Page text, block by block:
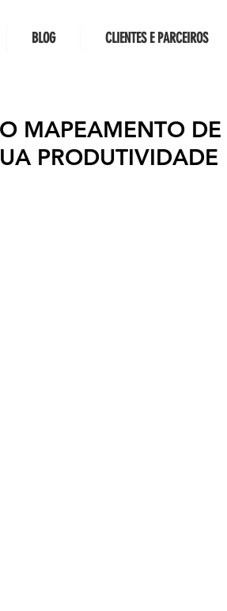
BLOG CLIENTES E PARCEIROS
MAPEAMENTO DE
PRODUTIVIDADE